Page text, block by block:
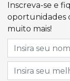
Inscreva-se e
oportunidades
muito mais!